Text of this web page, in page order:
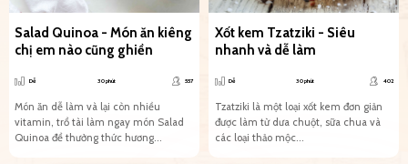
Salad Quinoa - Món ăn kiêng
chị em nào cũng ghiền
Dễ 30 phút 557
Món ăn dễ làm và lại còn nhiều
vitamin, trổ tài làm ngay món Salad
Quinoa để thưởng thức hương...
Xốt kem Tzatziki - Siêu
nhanh và dễ làm
Dễ 30 phút 402
Tzatziki là một loại xốt kem đơn giản
được làm từ dưa chuột, sữa chua và
các loại thảo mộc...